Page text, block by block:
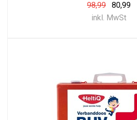
98,99
80,99
inkl. MwSt